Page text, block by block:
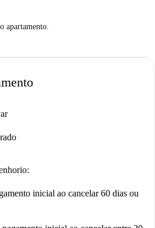
apartamento.
inicial ao cancelar 60 dias ou